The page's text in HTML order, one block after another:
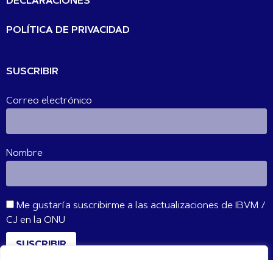
POLÍTICA DE PRIVACIDAD
SUSCRIBIR
Correo electrónico
Nombre
Me gustaría suscribirme a las actualizaciones de IBVM /
CJ en la ONU
SUSCRIBIR